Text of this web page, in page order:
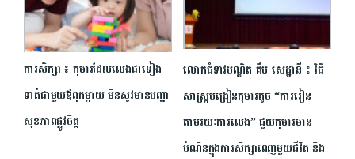
ការសិក្សា ៖ កុមារ​ដែល​លេង​ជា​ទៀង
ទាត់ជាមួយ​ឪពុកម្តាយ មិន​សូវមានបញ្ហា
សុខភាពផ្លូវចិត្ត
លោកជំទាវបណ្ឌិត គឹម សេដ្ឋានី ៖ វិធី
សាស្ត្របង្រៀនកុមារតូច “ការរៀន
តាមរយៈការលេង” ជួយកុមារមាន
បំណិនក្នុងការសិក្សាពេញមួយជីវិត និង